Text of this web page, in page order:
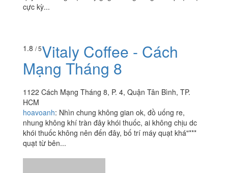
1 Lý Thường Kiệt, P. 7, Quận Tân Bình, TP. HCM
cực kỳ...
1.8/ 5Vitaly Coffee - Cách
Mạng Tháng 8
1122 Cách Mạng Tháng 8, P. 4, Quận Tân Bình, TP.
HCM
hoavoanh:Nhìn chung không gian ok, đồ uống re,